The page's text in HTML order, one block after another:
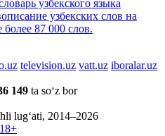
узбекского языка
узбекских слов на
87 000 слов.
television.uz vatt.uz iboralar.uz
149 ta so‘z bor
lug‘ati, 2014–2026
18+